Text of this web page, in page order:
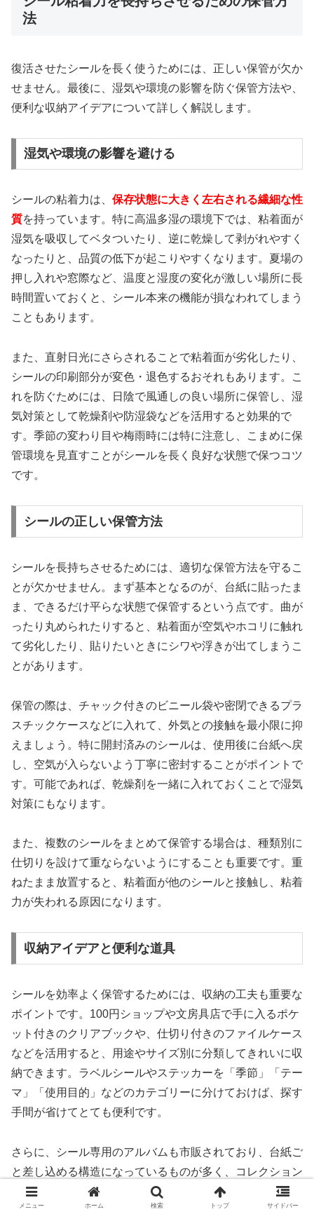
法
復活させたシールを長く使うためには、正しい保管が欠か
せません。最後に、湿気や環境の影響を防ぐ保管方法や、
便利な収納アイデアについて詳しく解説します。
湿気や環境の影響を避ける
シールの粘着力は、 保存状態に大きく左右される繊細な性
質を持っています。特に高温多湿の環境下では、粘着面が
湿気を吸収してベタついたり、逆に乾燥して剥がれやすく
なったりと、品質の低下が起こりやすくなります。夏場の
押し入れや窓際など、温度と湿度の変化が激しい場所に長
時間置いておくと、シール本来の機能が損なわれてしまう
こともあります。
また、直射日光にさらされることで粘着面が劣化したり、
シールの印刷部分が変色・退色するおそれもあります。こ
れを防ぐためには、日陰で風通しの良い場所に保管し、湿
気対策として乾燥剤や防湿袋などを活用すると効果的で
す。季節の変わり目や梅雨時には特に注意し、こまめに保
管環境を見直すことがシールを長く良好な状態で保つコツ
です。
シールの正しい保管方法
シールを長持ちさせるためには、適切な保管方法を守るこ
とが欠かせません。まず基本となるのが、台紙に貼ったま
ま、できるだけ平らな状態で保管するという点です。曲が
ったり丸められたりすると、粘着面が空気やホコリに触れ
て劣化したり、貼りたいときにシワや浮きが出てしまうこ
とがあります。
保管の際は、チャック付きのビニール袋や密閉できるプラ
スチックケースなどに入れて、外気との接触を最小限に抑
えましょう。特に開封済みのシールは、使用後に台紙へ戻
し、空気が入らないよう丁寧に密封することがポイントで
す。可能であれば、乾燥剤を一緒に入れておくことで湿気
対策にもなります。
また、複数のシールをまとめて保管する場合は、種類別に
仕切りを設けて重ならないようにすることも重要です。重
ねたまま放置すると、粘着面が他のシールと接触し、粘着
力が失われる原因になります。
収納アイデアと便利な道具
シールを効率よく保管するためには、収納の工夫も重要な
ポイントです。100円ショップや文房具店で手に入るポケ
ット付きのクリアブックや、仕切り付きのファイルケース
などを活用すると、用途やサイズ別に分類してきれいに収
納できます。ラベルシールやステッカーを「季節」「テー
マ」「使用目的」などのカテゴリーに分けておけば、探す
手間が省けてとても便利です。
さらに、シール専用のアルバムも市販されており、台紙ご
と差し込める構造になっているものが多く、コレクション
として大切に保管したい場合に最適です。透明のポケット
なら、中身が一目で分かるため見やすさも抜群です。
メニュー ホーム 検索 トップ サイドバー